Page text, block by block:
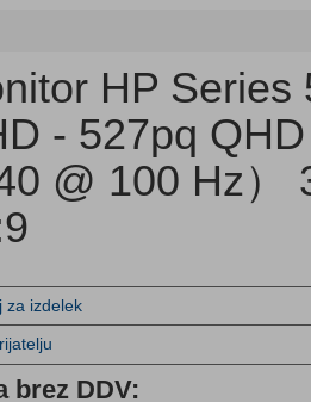
HP Series
- 527pq
@ 100 Hz）
za izdelek
brez DDV: